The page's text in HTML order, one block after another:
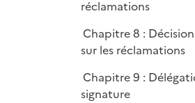
réclamations
Chapitre 8 :
sur les réclamations
Chapitre 9 :
signature